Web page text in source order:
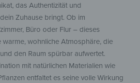
das Authentizität und
Zuhause bringt. Ob im
Büro oder Flur – dieses
warme, wohnliche Atmosphäre, die
den Raum spürbar aufwertet.
mit natürlichen Materialien wie
entfaltet es seine volle Wirkung